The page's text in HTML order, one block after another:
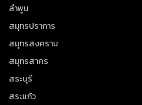
ลำพูน
สมุทรปราการ
สมุทรสงคราม
สมุทรสาคร
สระบุรี
สระแก้ว